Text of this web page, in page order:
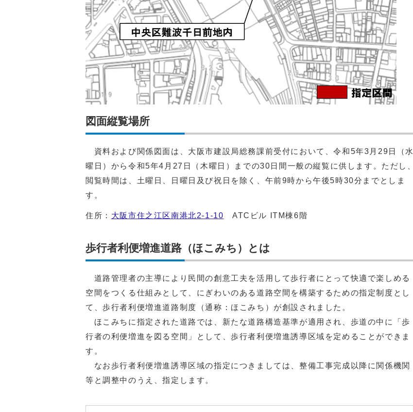
図面縦覧場所
資料および関係図面は、大阪市建設局総務課前受付において、令和5年3月29日（水
曜日）から令和5年4月27日（木曜日）までの30日間一般の縦覧に供します。ただし、
閲覧時間は、土曜日、日曜日及び祝日を除く、午前9時から午後5時30分までとしま
す。
住所： 大阪市住之江区南港北2-1-10 ATCビル ITM棟6階
歩行者利便増進道路（ほこみち）とは
道路管理者の主導により民間の創意工夫を活用して歩行者にとって快適で楽しめる
空間をつくる仕組みとして、にぎわいのある道路空間を構築するための指定制度とし
て、歩行者利便増進道路制度（通称：ほこみち）が創設されました。
ほこみちに指定された道路では、新たな道路構造基準が適用され、歩道の中に「歩
行者の利便増進を図る空間」として、歩行者利便増進誘導区域を定めることができま
す。
なお歩行者利便増進誘導区域の指定につきましては、整備工事完成以降に関係機関
等と調整中のうえ、指定します。